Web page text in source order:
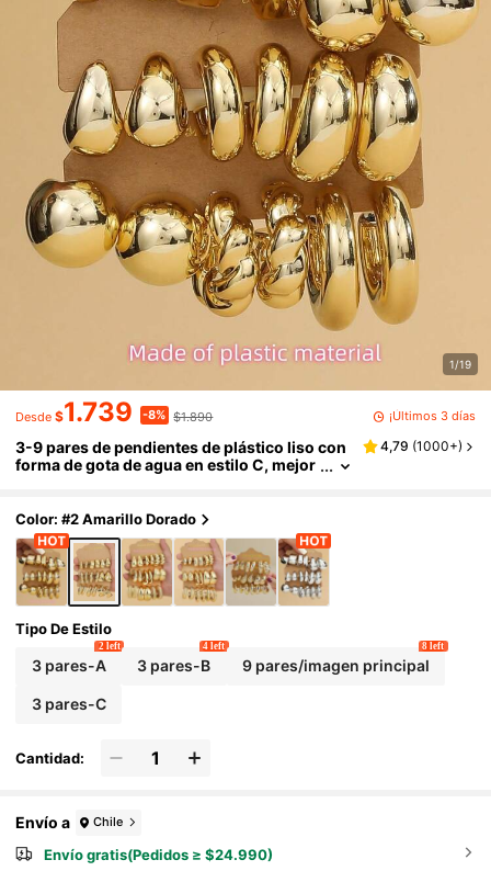
1/19
Desde $1.739 -8% $1.890 ¡Últimos 3 días
3-9 pares de pendientes de plástico liso con
forma de gota de agua en estilo C, mejor
4,79 (1000+)
Color: #2 Amarillo Dorado
Tipo De Estilo
3 pares-A
2 left
3 pares-B
4 left
9 pares/imagen principal
8 left
3 pares-C
Cantidad:
Envío a Chile
Envío gratis(Pedidos ≥ $24.990)